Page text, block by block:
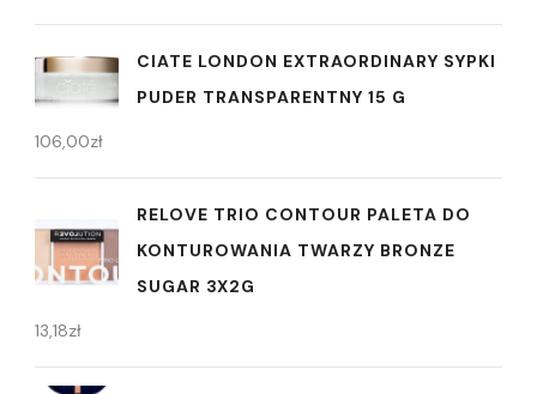
CIATE LONDON EXTRAORDINARY SYPKI
PUDER TRANSPARENTNY 15 G
106,00zł
RELOVE TRIO CONTOUR PALETA DO
KONTUROWANIA TWARZY BRONZE
SUGAR 3X2G
13,18zł